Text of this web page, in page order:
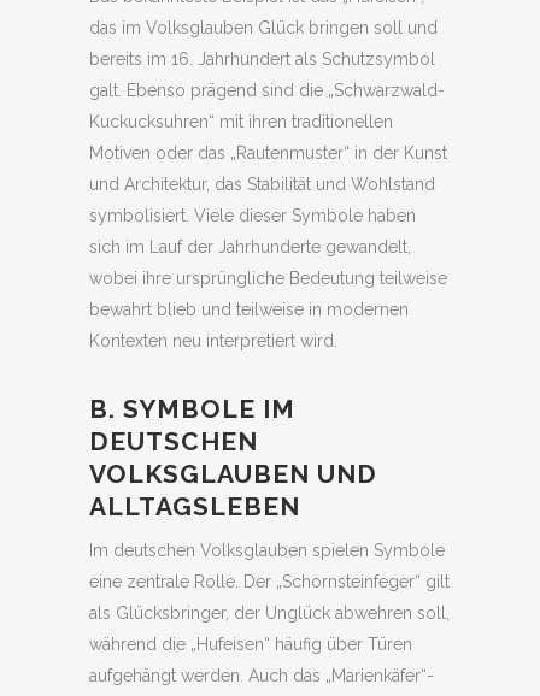
das im Volksglauben Glück bringen soll und
bereits im 16. Jahrhundert als Schutzsymbol
galt. Ebenso prägend sind die „Schwarzwald-
Kuckucksuhren“ mit ihren traditionellen
Motiven oder das „Rautenmuster“ in der Kunst
und Architektur, das Stabilität und Wohlstand
symbolisiert. Viele dieser Symbole haben
sich im Lauf der Jahrhunderte gewandelt,
wobei ihre ursprüngliche Bedeutung teilweise
bewahrt blieb und teilweise in modernen
Kontexten neu interpretiert wird.
B. SYMBOLE IM
DEUTSCHEN
VOLKSGLAUBEN UND
ALLTAGSLEBEN
Im deutschen Volksglauben spielen Symbole
eine zentrale Rolle. Der „Schornsteinfeger“ gilt
als Glücksbringer, der Unglück abwehren soll,
während die „Hufeisen“ häufig über Türen
aufgehängt werden. Auch das „Marienkäfer“-